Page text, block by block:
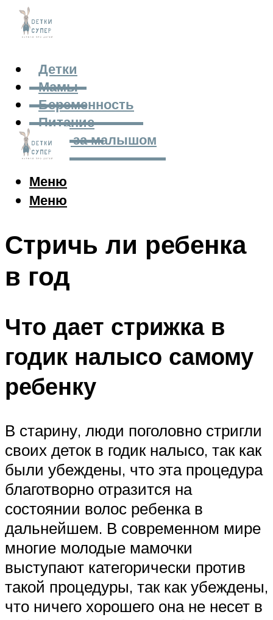
Детки
Мамы
Беременность
Питание
Уход за малышом
Меню
Меню
Стричь ли ребенка
в год
Что дает стрижка в
годик налысо самому
ребенку
В старину, люди поголовно стригли
своих деток в годик налысо, так как
были убеждены, что эта процедура
благотворно отразится на
состоянии волос ребенка в
дальнейшем. В современном мире
многие молодые мамочки
выступают категорически против
такой процедуры, так как убеждены,
что ничего хорошего она не несет в